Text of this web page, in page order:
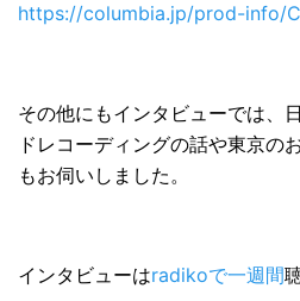
https://columbia.jp/prod-info/
その他にもインタビューでは、
ドレコーディングの話や東京の
もお伺いしました。
インタビューはradikoで一週間